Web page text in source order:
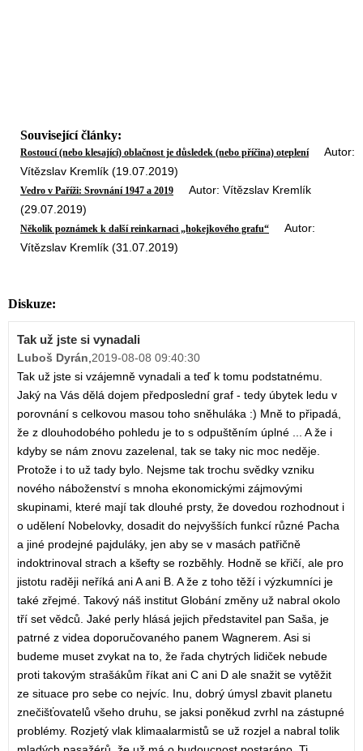
Související články:
Rostoucí (nebo klesající) oblačnost je důsledek (nebo příčina) otepleníAutor:
Vítězslav Kremlík (19.07.2019)
Vedro v Paříži: Srovnání 1947 a 2019 Autor: Vítězslav Kremlík
(29.07.2019)
Několik poznámek k další reinkarnaci „hokejkového grafu“ Autor:
Vítězslav Kremlík (31.07.2019)
Diskuze:
Tak už jste si vynadali
Luboš Dyrán,2019-08-08 09:40:30
Tak už jste si vzájemně vynadali a teď k tomu podstatnému.
Jaký na Vás dělá dojem předposlední graf - tedy úbytek ledu v
porovnání s celkovou masou toho sněhuláka :) Mně to připadá,
že z dlouhodobého pohledu je to s odpuštěním úplné ... A že i
kdyby se nám znovu zazelenal, tak se taky nic moc neděje.
Protože i to už tady bylo. Nejsme tak trochu svědky vzniku
nového náboženství s mnoha ekonomickými zájmovými
skupinami, které mají tak dlouhé prsty, že dovedou rozhodnout i
o udělení Nobelovky, dosadit do nejvyšších funkcí různé Pacha
a jiné prodejné pajduláky, jen aby se v masách patřičně
indoktrinoval strach a kšefty se rozběhly. Hodně se křičí, ale pro
jistotu raději neříká ani A ani B. A že z toho těží i výzkumníci je
také zřejmé. Takový náš institut Globání změny už nabral okolo
tří set vědců. Jaké perly hlásá jejich představitel pan Saša, je
patrné z videa doporučovaného panem Wagnerem. Asi si
budeme muset zvykat na to, že řada chytrých lidiček nebude
proti takovým strašákům říkat ani C ani D ale snažit se vytěžit
ze situace pro sebe co nejvíc. Inu, dobrý úmysl zbavit planetu
znečišťovatelů všeho druhu, se jaksi poněkud zvrhl na zástupné
problémy. Rozjetý vlak klimaalarmistů se už rozjel a nabral tolik